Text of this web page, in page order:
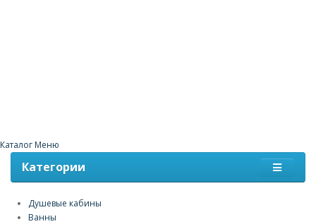
Каталог Меню
Категории
Душевые кабины
Ванны